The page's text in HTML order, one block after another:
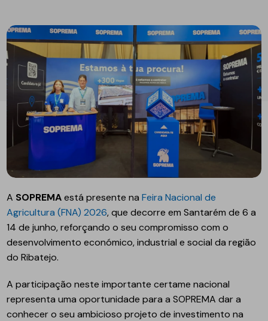
A SOPREMAestá presente naFeira Nacional de
Agricultura (FNA) 2026, que decorre em Santarém de 6 a
14 de junho, reforçando o seu compromisso com o
desenvolvimento económico, industrial e social da região
do Ribatejo.
A participação neste importante certame nacional
representa uma oportunidade para a SOPREMA dar a
conhecer o seu ambicioso projeto de investimento na